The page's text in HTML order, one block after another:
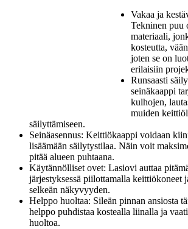
Vakaa ja
Tekninen puu
materiaali,
kosteutta,
joten se on
erilaisiin
Runsaasti
seinäkaappi
kulhojen,
muiden
säilyttämiseen.
Seinäasennus: Keittiökaappi voidaan
lisäämään säilytystilaa. Näin voit
pitää alueen puhtaana.
Käytännölliset ovet: Lasiovi auttaa
järjestyksessä piilottamalla keittiökoneet
selkeän näkyvyyden.
Helppo huoltaa: Sileän pinnan ansiosta
helppo puhdistaa kostealla liinalla ja
huoltoa.